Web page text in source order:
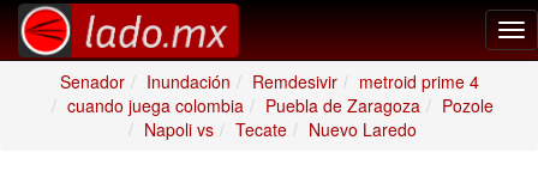
Senador
Inundación Remdesivir
metroid prime 4
cuando juega colombia
Puebla de Zaragoza
Pozole
Napoli vs
Tecate Nuevo Laredo